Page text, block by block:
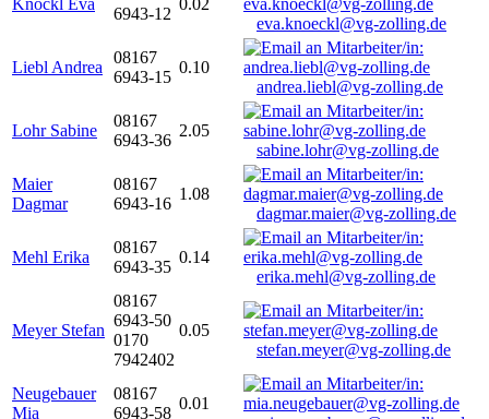
Knöckl Eva
6943-12
0.02
eva.knoeckl@vg-zolling.de
Liebl Andrea
08167
6943-15
0.10
andrea.liebl@vg-zolling.de
Lohr Sabine
08167
6943-36
2.05
sabine.lohr@vg-zolling.de
Maier
Dagmar
08167
6943-16
1.08
dagmar.maier@vg-zolling.de
Mehl Erika
08167
6943-35
0.14
erika.mehl@vg-zolling.de
Meyer Stefan
08167
6943-50
0170
7942402
0.05
stefan.meyer@vg-zolling.de
Neugebauer
Mia
08167
6943-58
0.01